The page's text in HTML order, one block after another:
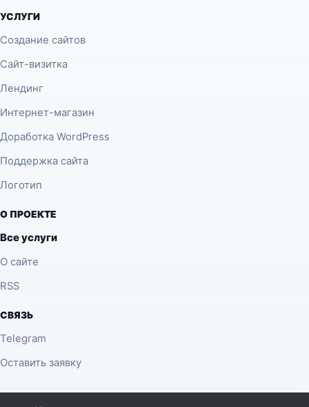
УСЛУГИ
Создание сайтов
Сайт-визитка
Лендинг
Интернет-магазин
Доработка WordPress
Поддержка сайта
Логотип
О ПРОЕКТЕ
Все услуги
О сайте
RSS
СВЯЗЬ
Telegram
Оставить заявку